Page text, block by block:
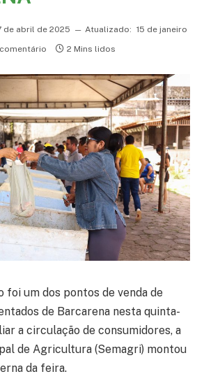
de abril de 2025 Atualizado: 15 de janeiro
2 Mins lidos
foi um dos pontos de venda de
de Barcarena nesta quinta-
a circulação de consumidores, a
de Agricultura (Semagri) montou
da feira.